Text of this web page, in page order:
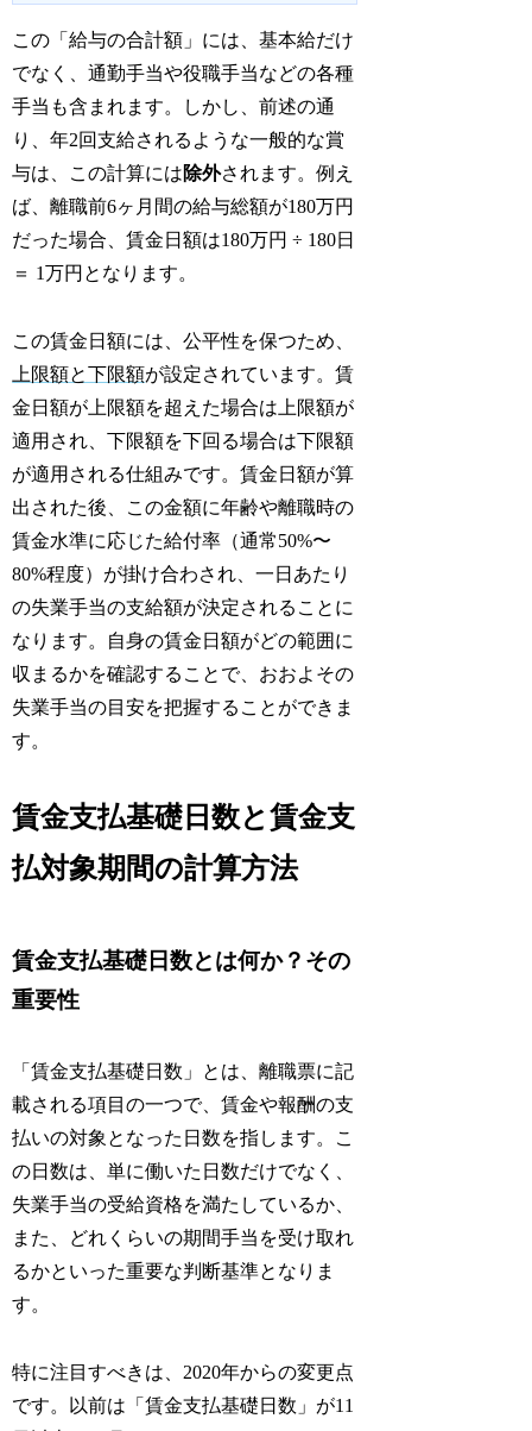
この「給与の合計額」には、基本給だけ
でなく、通勤手当や役職手当などの各種
手当も含まれます。しかし、前述の通
り、年2回支給されるような一般的な賞
与は、この計算には除外されます。例え
ば、離職前6ヶ月間の給与総額が180万円
だった場合、賃金日額は180万円 ÷ 180日
＝ 1万円となります。
この賃金日額には、公平性を保つため、
上限額と下限額が設定されています。賃
金日額が上限額を超えた場合は上限額が
適用され、下限額を下回る場合は下限額
が適用される仕組みです。賃金日額が算
出された後、この金額に年齢や離職時の
賃金水準に応じた給付率（通常50%〜
80%程度）が掛け合わされ、一日あたり
の失業手当の支給額が決定されることに
なります。自身の賃金日額がどの範囲に
収まるかを確認することで、おおよその
失業手当の目安を把握することができま
す。
賃金支払基礎日数と賃金支
払対象期間の計算方法
賃金支払基礎日数とは何か？その
重要性
「賃金支払基礎日数」とは、離職票に記
載される項目の一つで、賃金や報酬の支
払いの対象となった日数を指します。こ
の日数は、単に働いた日数だけでなく、
失業手当の受給資格を満たしているか、
また、どれくらいの期間手当を受け取れ
るかといった重要な判断基準となりま
す。
特に注目すべきは、2020年からの変更点
です。以前は「賃金支払基礎日数」が11